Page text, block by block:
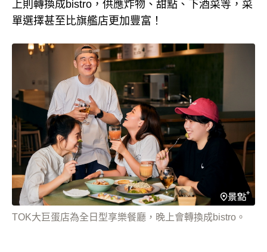
上則轉換成bistro，供應炸物、甜點、下酒菜等，菜
單選擇甚至比旗艦店更加豐富！
TOK大巨蛋店為全日型享樂餐廳，晚上會轉換成bistro。